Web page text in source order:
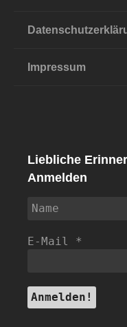
Impressum
Liebliche
Anmelden
E-Mail *